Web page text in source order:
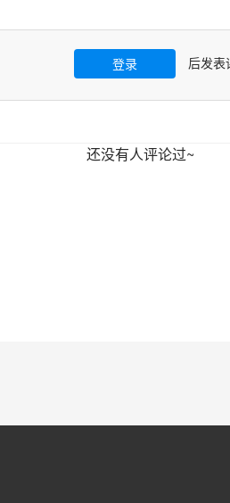
登录 后发表
还没有人评论过~